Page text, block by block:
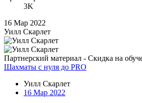
3K
16 Мар 2022
Уилл Скарлет
Партнерский материал - Скидка на
Шахматы с нуля до PRO
Уилл Скарлет
16 Мар 2022